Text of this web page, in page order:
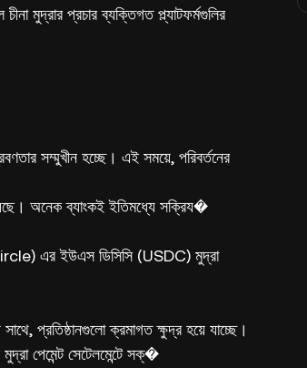
মুদ্রার প্রচার ব্যক্তিগত প্ল্যাটফর্মগুলির
সম্মুখীন হচ্ছে। এই সময়ে, পরিবর্তনের
অনেক ব্যাংকই ইতিমধ্যে সক্রিয�
এর ইউএস ডিসিসি (USDC) মুদ্রা
প্রতিষ্ঠানগুলো ক্রমাগত ক্ষুদ্র হয়ে যাচ্ছে।
পেমেন্ট সেটেলমেন্টে সক্�